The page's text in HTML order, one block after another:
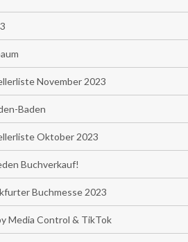
November 2023
Baden
Oktober 2023
Buchverkauf!
Buchmesse 2023
Media Control & TikTok